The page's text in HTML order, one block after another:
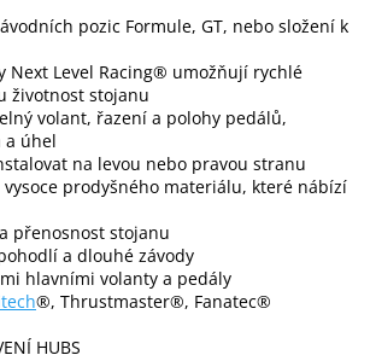
pozic Formule, GT, nebo složení k
Next Level Racing® umožňují rychlé
životnost stojanu
volant, řazení a polohy pedálů,
a úhel
na levou nebo pravou stranu
vysoce prodyšného materiálu, které nábízí
přenosnost stojanu
a dlouhé závody
hlavními volanty a pedály
®, Thrustmaster®, Fanatec®
HUBS